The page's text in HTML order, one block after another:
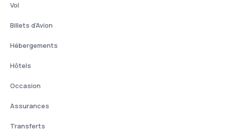
Vol
Billets d'Avion
Hébergements
Hôtels
Occasion
Assurances
Transferts